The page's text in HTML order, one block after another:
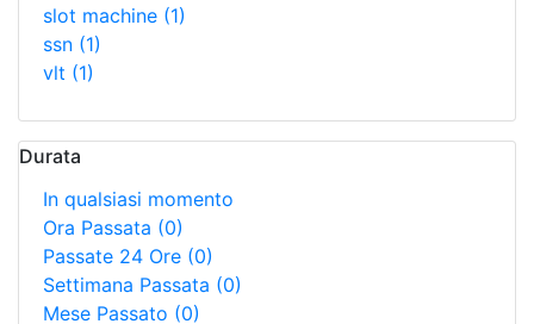
slot machine (1)
ssn (1)
vlt (1)
Durata
In qualsiasi momento
Ora Passata (0)
Passate 24 Ore (0)
Settimana Passata (0)
Mese Passato (0)